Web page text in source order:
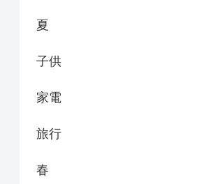
夏
子供
家電
旅行
春